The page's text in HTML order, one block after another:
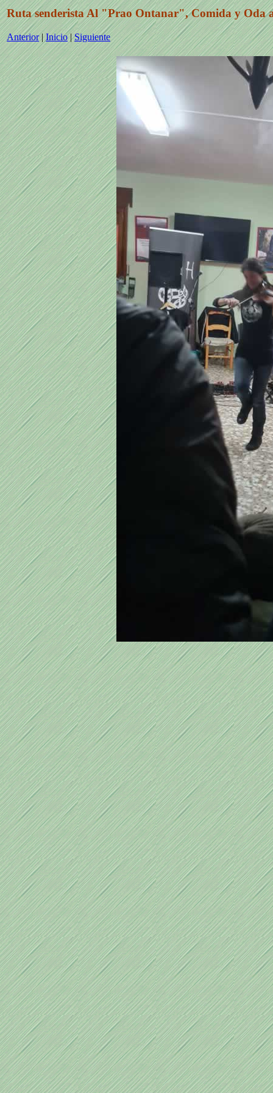
Ruta senderista Al "Prao Ontanar", Comida y Oda
Anterior| Inicio|Siguiente